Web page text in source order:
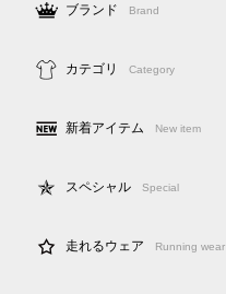
ブランド Brand
カテゴリ Category
新着アイテム New item
スペシャル Special
走れるウェア Running wear